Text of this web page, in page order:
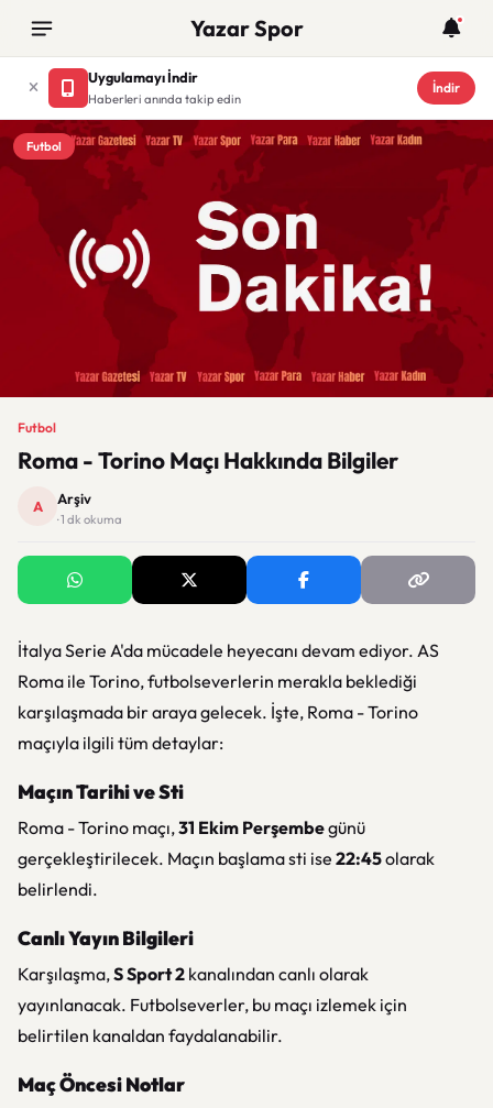
Yazar Spor
Uygulamayı İndir
Haberleri anında takip edin
İndir
Futbol
Futbol
Roma - Torino Maçı Hakkında Bilgiler
A Arşiv
· 1 dk okuma
İtalya Serie A'da mücadele heyecanı devam ediyor. AS
Roma ile Torino, futbolseverlerin merakla beklediği
karşılaşmada bir araya gelecek. İşte, Roma - Torino
maçıyla ilgili tüm detaylar:
Maçın Tarihi ve Sti
Roma - Torino maçı,31 Ekim Perşembegünü
gerçekleştirilecek. Maçın başlama sti ise 22:45olarak
belirlendi.
Canlı Yayın Bilgileri
Karşılaşma,S Sport 2 kanalından canlı olarak
yayınlanacak. Futbolseverler, bu maçı izlemek için
belirtilen kanaldan faydalanabilir.
Maç Öncesi Notlar